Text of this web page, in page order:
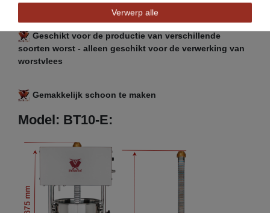
Eenvoudige bediening
Geschikt voor de productie van verschillende
soorten worst - alleen geschikt voor de verwerking van
worstvlees
Gemakkelijk schoon te maken
Model: BT10-E:
Verwerp alle